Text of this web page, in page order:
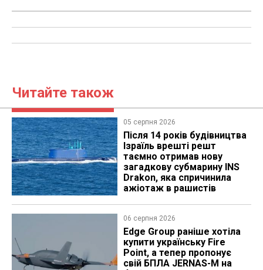
Читайте також
05 серпня 2026
Після 14 років будівництва
Ізраїль врешті решт
таємно отримав нову
загадкову субмарину INS
Drakon, яка спричинила
ажіотаж в рашистів
06 серпня 2026
Edge Group раніше хотіла
купити українську Fire
Point, а тепер пропонує
свій БПЛА JERNAS-M на